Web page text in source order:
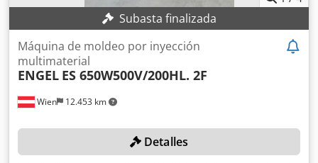
Subasta finalizada
Wien 12.453 km
Máquina de moldeo por inyección
multimaterial
ENGEL ES 650W500V/200HL. 2F
Detalles